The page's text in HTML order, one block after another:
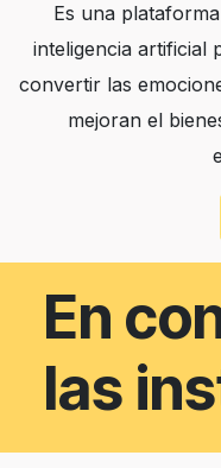
Es una
inteligencia artificial
convertir las
mejoran el
En
las